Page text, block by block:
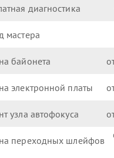
диагностика
мастера
байонета
электронной платы
узла автофокуса
переходных шлейфов